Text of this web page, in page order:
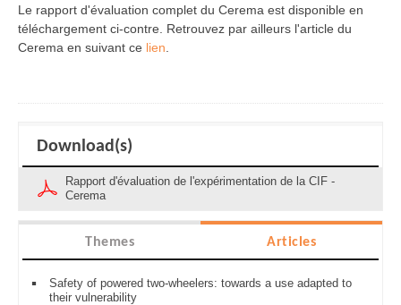
Le rapport d'évaluation complet du Cerema est disponible en
téléchargement ci-contre. Retrouvez par ailleurs l'article du
Cerema en suivant ce lien
Download(s)
Rapport d'évaluation de l'expérimentation de la CIF -
Cerema
Themes Articles
Safety of powered two-wheelers: towards a use adapted to
their vulnerability